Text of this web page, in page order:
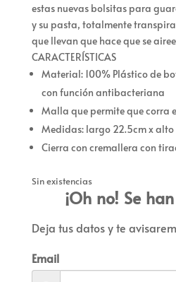
estas nuevas bolsitas para
y su pasta, totalmente
que llevan que hace que se
CARACTERÍSTICAS
Material: 100% Plástico de
con función antibacteriana
Malla que permite que corra
Medidas: largo 22.5cm x alto
Cierra con cremallera con
Sin existencias
¡Oh no! Se
Deja tus datos y te
Email